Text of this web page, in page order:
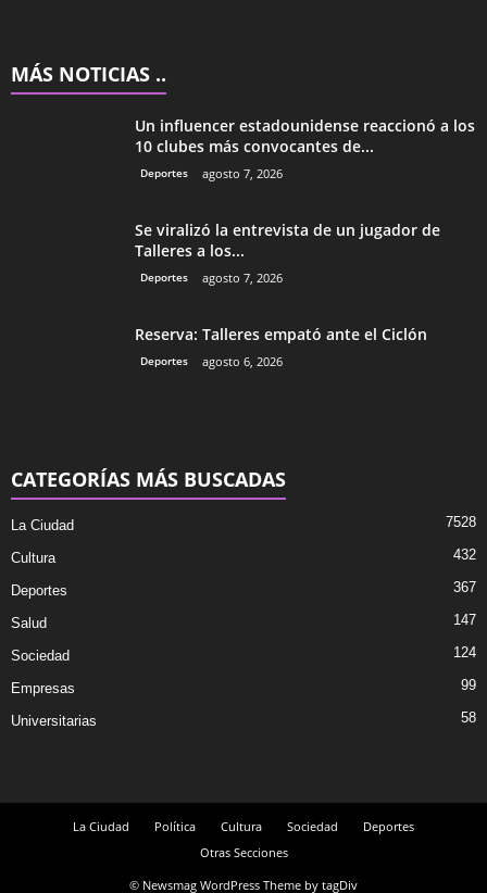
MÁS NOTICIAS ..
Un influencer estadounidense reaccionó a los
10 clubes más convocantes de...
Deportes agosto 7, 2026
Se viralizó la entrevista de un jugador de
Talleres a los...
Deportes agosto 7, 2026
Reserva: Talleres empató ante el Ciclón
Deportes agosto 6, 2026
CATEGORÍAS MÁS BUSCADAS
La Ciudad 7528
Cultura 432
Deportes 367
Salud 147
Sociedad 124
Empresas 99
Universitarias 58
La Ciudad Política Cultura Sociedad
Deportes
Otras Secciones
© Newsmag WordPress Theme by tagDiv